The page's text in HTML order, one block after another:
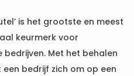
is het grootste en meest
keurmerk voor
Met het behalen
bedrijf zich om op een